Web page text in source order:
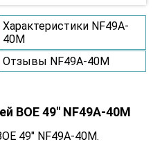
Характеристики NF49A-
40M
Отзывы NF49A-40M
BOE 49" NF49A-40M
49" NF49A-40M.